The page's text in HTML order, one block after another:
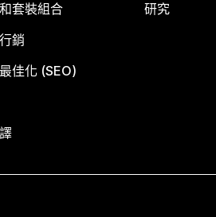
套裝組合
銷
佳化 (SEO)
研究